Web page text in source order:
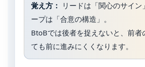
覚え方：
リードは「関心のサイ
ープは「合意の構造」。
BtoBでは後者を捉えないと、前者
ても前に進みにくくなります。